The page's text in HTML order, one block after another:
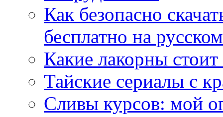
Как безопасно
бесплатно на
Какие лакорны
Тайские сериалы с
Сливы курсов: мой